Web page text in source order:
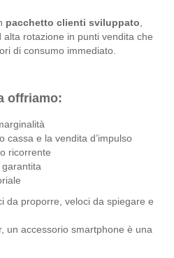
pacchetto clienti sviluppato,
rotazione in punti vendita che
di consumo immediato.
offriamo:
cassa e la vendita d’impulso
ricorrente
garantita
da proporre, veloci da spiegare e
un accessorio smartphone è una